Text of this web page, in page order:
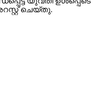
ചെയ്തു.